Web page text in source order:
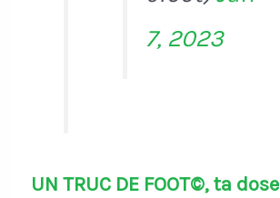
7, 2023
UN TRUC DE FOOT©, ta dose